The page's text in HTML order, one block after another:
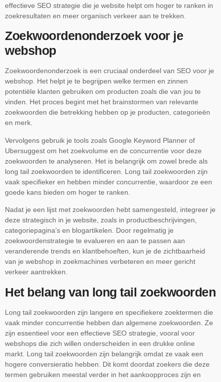
effectieve SEO strategie die je website helpt om hoger te ranken in
zoekresultaten en meer organisch verkeer aan te trekken.
Zoekwoordenonderzoek voor je
webshop
Zoekwoordenonderzoek is een cruciaal onderdeel van SEO voor je
webshop. Het helpt je te begrijpen welke termen en zinnen
potentiële klanten gebruiken om producten zoals die van jou te
vinden. Het proces begint met het brainstormen van relevante
zoekwoorden die betrekking hebben op je producten, categorieën
en merk.
Vervolgens gebruik je tools zoals Google Keyword Planner of
Ubersuggest om het zoekvolume en de concurrentie voor deze
zoekwoorden te analyseren. Het is belangrijk om zowel brede als
long tail zoekwoorden te identificeren. Long tail zoekwoorden zijn
vaak specifieker en hebben minder concurrentie, waardoor ze een
goede kans bieden om hoger te ranken.
Nadat je een lijst met zoekwoorden hebt samengesteld, integreer je
deze strategisch in je website, zoals in productbeschrijvingen,
categoriepagina’s en blogartikelen. Door regelmatig je
zoekwoordenstrategie te evalueren en aan te passen aan
veranderende trends en klantbehoeften, kun je de zichtbaarheid
van je webshop in zoekmachines verbeteren en meer gericht
verkeer aantrekken.
Het belang van long tail zoekwoorden
Long tail zoekwoorden zijn langere en specifiekere zoektermen die
vaak minder concurrentie hebben dan algemene zoekwoorden. Ze
zijn essentieel voor een effectieve SEO strategie, vooral voor
webshops die zich willen onderscheiden in een drukke online
markt. Long tail zoekwoorden zijn belangrijk omdat ze vaak een
hogere conversieratio hebben. Dit komt doordat zoekers die deze
termen gebruiken meestal verder in het aankoopproces zijn en